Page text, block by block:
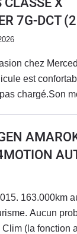
c'est funky ...
sur les 2 hilux
la caisse à
7G-DCT
chez
est
chargé.Son
163.000km
Aucun
(la fonction